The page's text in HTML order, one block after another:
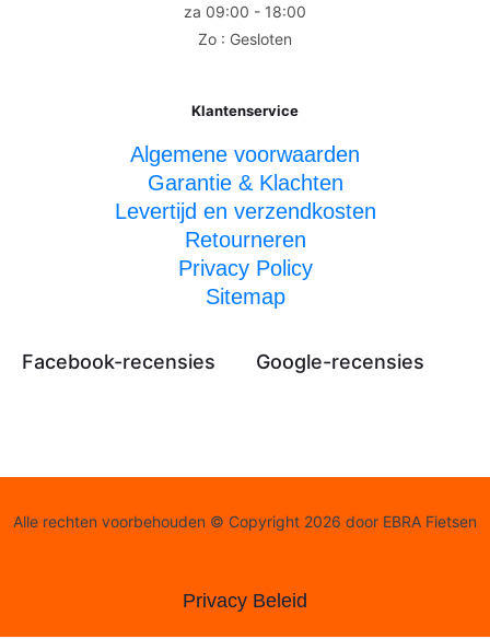
za 09:00 - 18:00
Zo : Gesloten
Klantenservice
Algemene voorwaarden
Garantie & Klachten
Levertijd en verzendkosten
Retourneren
Privacy Policy
Sitemap
Facebook-recensies Google-recensies
Alle rechten voorbehouden © Copyright 2026 door EBRA Fietsen
Privacy Beleid